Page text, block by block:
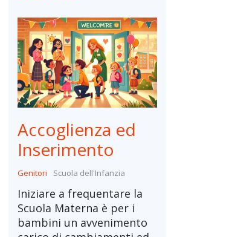
Accoglienza ed
Inserimento
Genitori Scuola dell'Infanzia
Iniziare a frequentare la
Scuola Materna è per i
bambini un avvenimento